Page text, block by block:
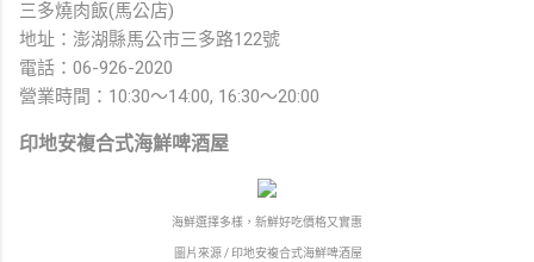
三多燒肉飯(馬公店)
地址：澎湖縣馬公市三多路122號
電話：06-926-2020
營業時間：10:30～14:00, 16:30～20:00
印地安複合式海鮮啤酒屋
海鮮選擇多樣，新鮮好吃價格又實惠
圖片來源 / 印地安複合式海鮮啤酒屋